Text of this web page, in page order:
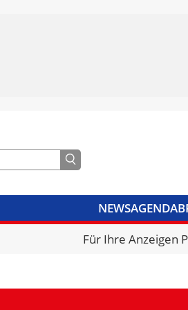
NEWSAGENDA
VIDEOSBIBLIOTHEK
Für Ihre Anzeigen